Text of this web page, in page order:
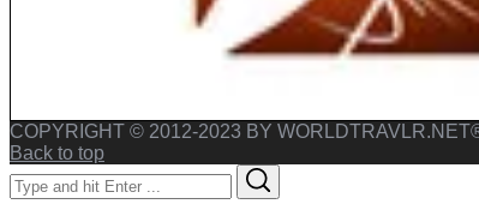
COPYRIGHT © 2012-2023 BY
Back to top
Search
for: